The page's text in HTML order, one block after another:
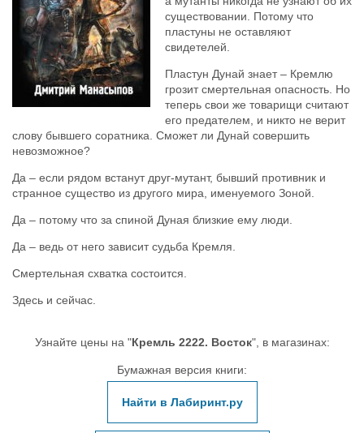
существовании. Потому что
пластуны не оставляют
свидетелей.
Пластун Дунай знает – Кремлю
грозит смертельная опасность. Но
теперь свои же товарищи считают
его предателем, и никто не верит
слову бывшего соратника. Сможет ли Дунай совершить
невозможное?
Да – если рядом встанут друг-мутант, бывший противник и
странное существо из другого мира, именуемого Зоной.
Да – потому что за спиной Дуная близкие ему люди.
Да – ведь от него зависит судьба Кремля.
Смертельная схватка состоится.
Здесь и сейчас.
Узнайте цены на "Кремль 2222. Восток", в магазинах:
Бумажная версия книги:
Найти в Лабиринт.ру